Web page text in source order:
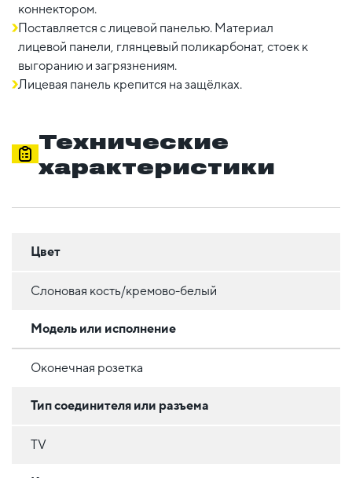
коннектором.
Поставляется с лицевой панелью. Материал
лицевой панели, глянцевый поликарбонат, стоек к
выгоранию и загрязнениям.
Лицевая панель крепится на защёлках.
Технические
характеристики
Цвет
Слоновая кость/кремово-белый
Модель или исполнение
Оконечная розетка
Тип соединителя или разъема
TV